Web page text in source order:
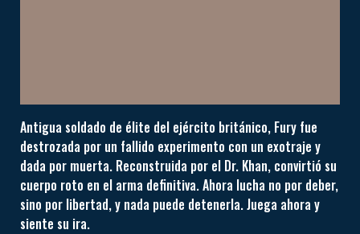
Antigua soldado de élite del ejército británico, Fury fue
destrozada por un fallido experimento con un exotraje y
dada por muerta. Reconstruida por el Dr. Khan, convirtió su
cuerpo roto en el arma definitiva. Ahora lucha no por deber,
sino por libertad, y nada puede detenerla. Juega ahora y
siente su ira.